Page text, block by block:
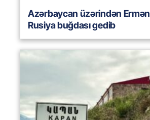
Azərbaycan üzərindən
Rusiya buğdası gedib